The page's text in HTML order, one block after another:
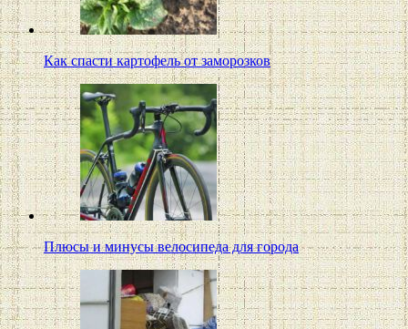
Как спасти картофель от заморозков
Плюсы и минусы велосипеда для города